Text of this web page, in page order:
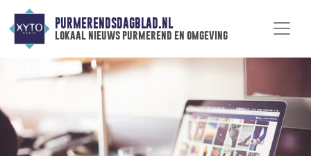
PURMERENDSDAGBLAD.NL
lokaal nieuws purmerend en omgeving